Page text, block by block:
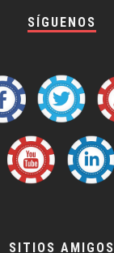
SÍGUENOS
SITIOS AMIGOS